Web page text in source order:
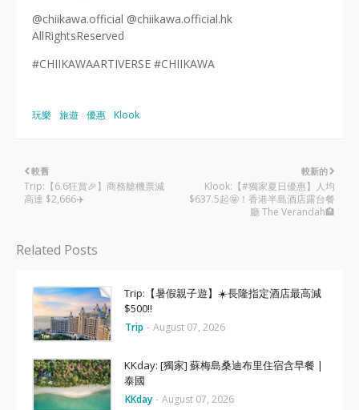
@chiikawa.official @chiikawa.official.hk
AllRightsReserved
#CHIIKAWAARTIVERSE #CHIIKAWA
玩樂 旅遊 優惠 Klook
較新的
Klook:【#獨家夏日優惠】人均
$637.5起🤩！香港半島酒店露台餐
廳 The Verandah🏨
較舊
Trip:【6.6狂賞🎉】商務艙機票減
高達 $2,666✈️
Related Posts
Trip:【暑假親子遊】☀️長隆指定酒店最高減
$500‼️
Trip - August 07, 2026
KKday: [獨家] 蘇梅島桑迪布里住宿含早餐 |
泰國
KKday - August 07, 2026